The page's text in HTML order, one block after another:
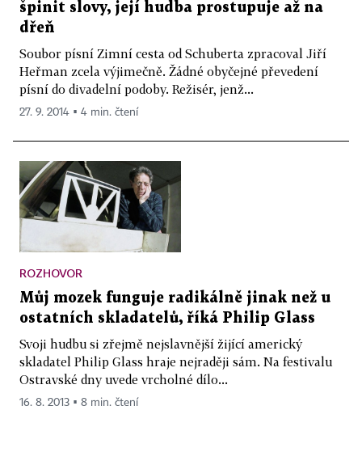
špinit slovy, její hudba prostupuje až na
dřeň
Soubor písní Zimní cesta od Schuberta zpracoval Jiří
Heřman zcela výjimečně. Žádné obyčejné převedení
písní do divadelní podoby. Režisér, jenž...
27. 9. 2014 ▪ 4 min. čtení
ROZHOVOR
Můj mozek funguje radikálně jinak než u
ostatních skladatelů, říká Philip Glass
Svoji hudbu si zřejmě nejslavnější žijící americký
skladatel Philip Glass hraje nejraději sám. Na festivalu
Ostravské dny uvede vrcholné dílo...
16. 8. 2013 ▪ 8 min. čtení